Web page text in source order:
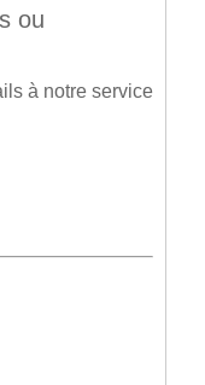
ou
à notre service